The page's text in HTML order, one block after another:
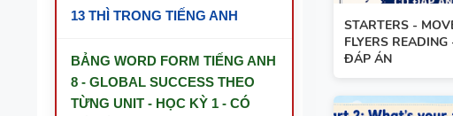
13 THÌ TRONG TIẾNG ANH
BẢNG WORD FORM TIẾNG ANH
8 - GLOBAL SUCCESS THEO
TỪNG UNIT - HỌC KỲ 1 - CÓ
STARTERS -
FLYERS
ĐÁP ÁN